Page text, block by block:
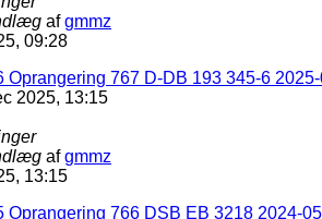
afgmmz
09:28
Oprangering 767 D-DB 193 345-6
2025, 13:15
afgmmz
13:15
Oprangering 766 DSB EB 3218 2024-